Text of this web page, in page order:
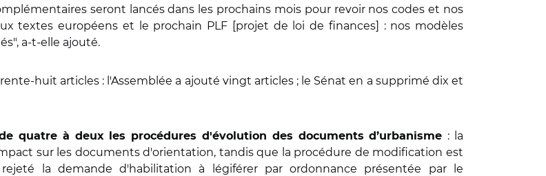
seront lancés dans les prochains mois pour revoir nos codes et nos
textes européens et le prochain PLF [projet de loi de finances] : nos modèles
a-t-elle ajouté.
huit articles : l'Assemblée a ajouté vingt articles ; le Sénat en a supprimé dix et
quatre à deux les procédures d'évolution des documents d’urbanisme : la
sur les documents d'orientation, tandis que la procédure de modification est
la demande d'habilitation à légiférer par ordonnance présentée par le